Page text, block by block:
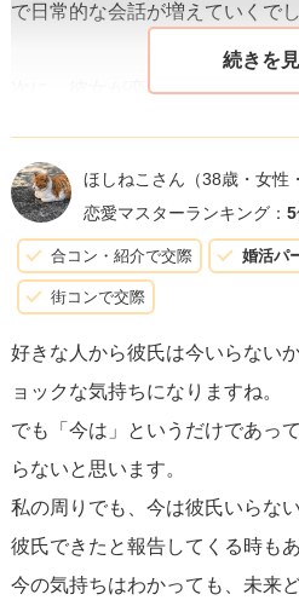
で日常的な会話が増えていくでし
次に、彼女が恋愛に興味がない
人としての信頼関係を築いてか
あります。彼女が忙しいから恋
とも過去の経験からくるものな
プローチの仕方を変える
また、共通の趣味や興味を見つ
ミュニケーションを図ることも
で何に興味を持っているのか、
を集め、共通の話題で盛り上が
しかし、何よりも重要なのは、
る姿勢を忘れないことです。恋
ほしねこさん （38歳・女性
恋愛マスターランキング： 5
合コン・紹介で交際 婚活パ
街コンで交際
好きな人から彼氏は今いらない
ョックな気持ちになりますね。
でも「今は」というだけであっ
らないと思います。
私の周りでも、今は彼氏いらな
彼氏できたと報告してくる時もあ
今の気持ちはわかっても、未来